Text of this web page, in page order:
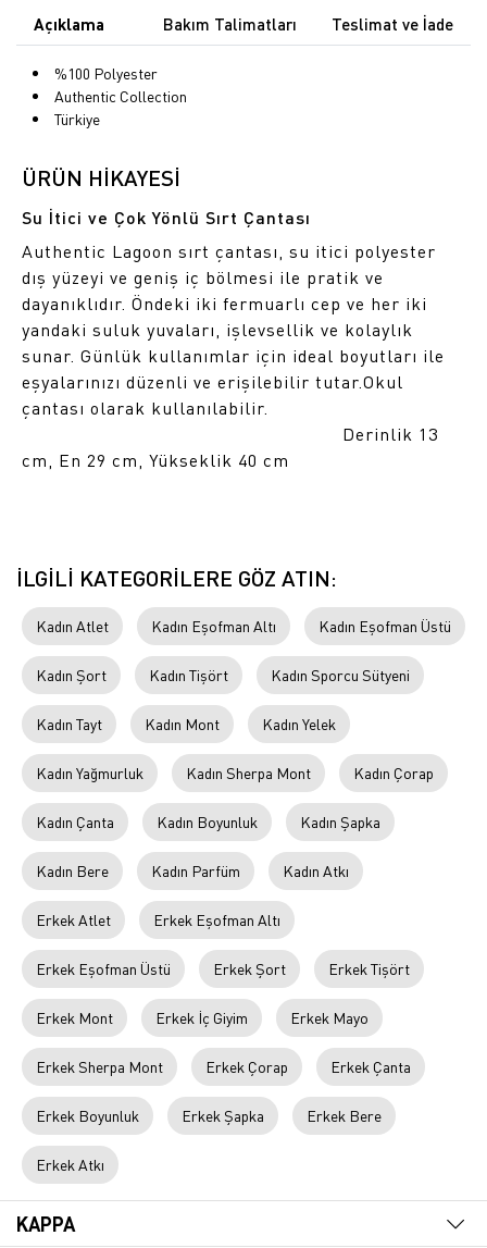
Açıklama Bakım Talimatları Teslimat ve İade
%100 Polyester
Authentic Collection
Türkiye
ÜRÜN HİKAYESİ
Su İtici ve Çok Yönlü Sırt Çantası
Authentic Lagoon sırt çantası, su itici polyester
dış yüzeyi ve geniş iç bölmesi ile pratik ve
dayanıklıdır. Öndeki iki fermuarlı cep ve her iki
yandaki suluk yuvaları, işlevsellik ve kolaylık
sunar. Günlük kullanımlar için ideal boyutları ile
eşyalarınızı düzenli ve erişilebilir tutar.Okul
çantası olarak kullanılabilir.
Derinlik 13
cm, En 29 cm, Yükseklik 40 cm
İLGİLİ KATEGORİLERE GÖZ ATIN:
Kadın Atlet Kadın Eşofman Altı Kadın Eşofman Üstü
Kadın Şort Kadın Tişört Kadın Sporcu Sütyeni
Kadın Tayt Kadın Mont Kadın Yelek
Kadın Yağmurluk Kadın Sherpa Mont Kadın Çorap
Kadın Çanta Kadın Boyunluk Kadın Şapka
Kadın Bere Kadın Parfüm Kadın Atkı
Erkek Atlet Erkek Eşofman Altı
Erkek Eşofman Üstü Erkek Şort Erkek Tişört
Erkek Mont Erkek İç Giyim Erkek Mayo
Erkek Sherpa Mont Erkek Çorap Erkek Çanta
Erkek Boyunluk Erkek Şapka Erkek Bere
Erkek Atkı
KAPPA